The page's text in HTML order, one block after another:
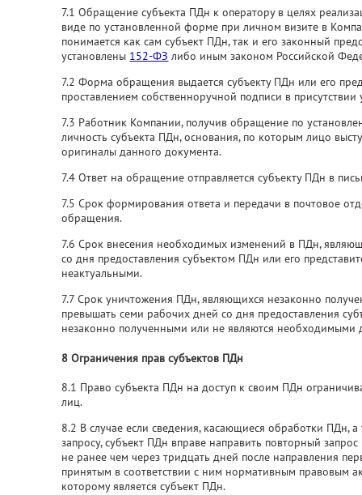
7.1 Обращение субъекта ПДн к оператору в целях
виде по установленной форме при личном визите в
понимается как сам субъект ПДн, так и его законный
установлены 152-ФЗ либо иным законом Российской
7.2 Форма обращения выдается субъекту ПДн или его
проставлением собственноручной подписи в присутствии
7.3 Работник Компании, получив обращение по
личность субъекта ПДн, основания, по которым лицо
оригиналы данного документа.
7.4 Ответ на обращение отправляется субъекту ПДн в
7.5 Срок формирования ответа и передачи в почтовое
обращения.
7.6 Срок внесения необходимых изменений в ПДн,
со дня предоставления субъектом ПДн или его
неактуальными.
7.7 Срок уничтожения ПДн, являющихся незаконно
превышать семи рабочих дней со дня предоставления
незаконно полученными или не являются необходимыми
8 Ограничения прав субъектов ПДн
8.1 Право субъекта ПДн на доступ к своим ПДн
лиц.
8.2 В случае если сведения, касающиеся обработки ПДн,
запросу, субъект ПДн вправе направить повторный
не ранее чем через тридцать дней после направления
принятым в соответствии с ним нормативным правовым
которому является субъект ПДн.